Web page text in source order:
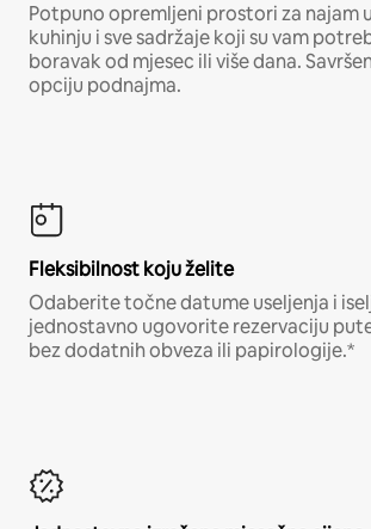
Potpuno opremljeni prostori za najam
kuhinju i sve sadržaje koji su vam
boravak od mjesec ili više dana.
opciju podnajma.
Fleksibilnost koju želite
Odaberite točne datume useljenja i
jednostavno ugovorite rezervaciju
bez dodatnih obveza ili papirologije.*